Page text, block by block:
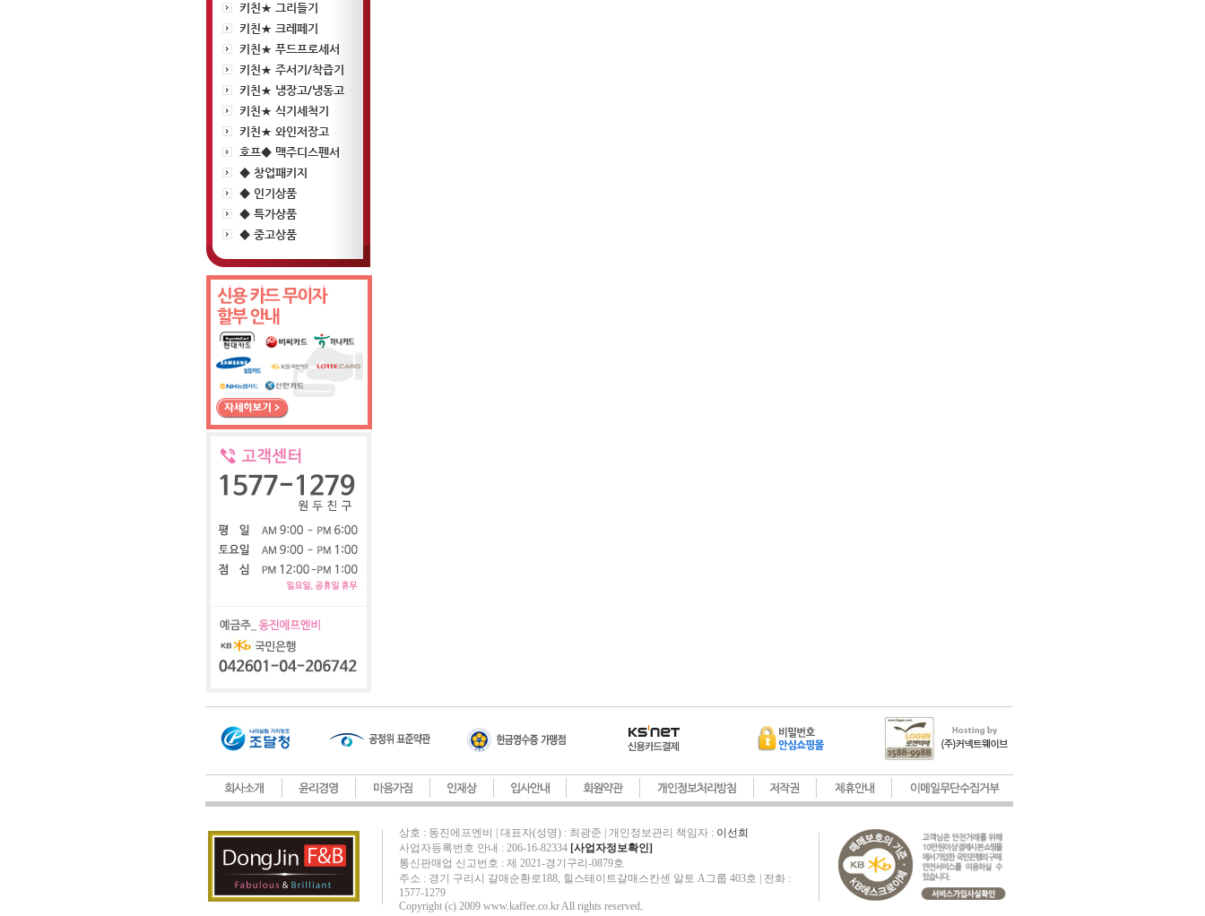
키친★ 그리들기
키친★ 크레페기
키친★ 푸드프로세서
키친★ 주서기/착즙기
키친★ 냉장고/냉동고
키친★ 식기세척기
키친★ 와인저장고
호프◆ 맥주디스펜서
◆ 창업패키지
◆ 인기상품
◆ 특가상품
◆ 중고상품
상호 : 동진에프엔비 | 대표자(성명) : 최광준 | 개인정보관리 책임자 : 이선희
사업자등록번호 안내 : 206-16-82334 [사업자정보확인]
통신판매업 신고번호 : 제 2021-경기구리-0879호
주소 : 경기 구리시 갈매순환로188, 힐스테이트갈매스칸센 알토 A그룹 403호 | 전화 :
1577-1279
Copyright (c) 2009 www.kaffee.co.kr All rights reserved.